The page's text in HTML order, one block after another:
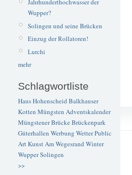
Jahrhunderthochwasser der
Wupper?
Solingen und seine Brücken
Einzug der Rollatoren!
Lurchi
mehr
Schlagwortliste
Haus Hohenscheid Balkhauser
Kotten Müngsten Adventskalender
Müngstener BrückeBrückenpark
Güterhallen Werbung WetterPublic
ArtKunstAm Wegesrand Winter
WupperSolingen
>>